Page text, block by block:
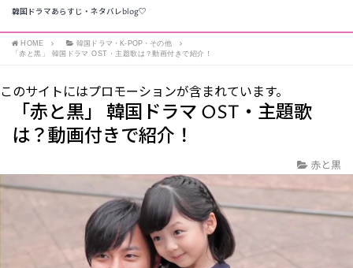
韓国ドラマあらすじ・ネタバレblog♡
HOME
韓国ドラマ・K-POP・その他
「赤と黒」 韓国ドラマ OST・主題歌は？動画付きで紹介！
このサイトにはプロモーションが含まれています。
「赤と黒」 韓国ドラマ OST・主題歌
は？動画付きで紹介！
赤と黒